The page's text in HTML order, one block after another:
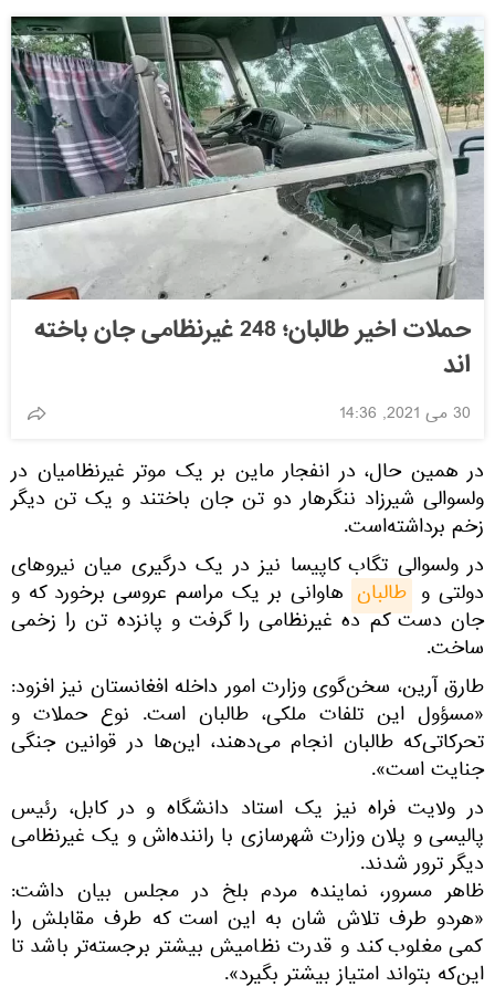
حملات اخیر طالبان؛ 248 غیرنظامی جان باخته
اند
30 می 2021, 14:36
در همین حال، در انفجار ماین بر یک موتر غیرنظامیان در
ولسوالی شیرزاد ننگرهار دو تن جان باختند و یک تن دیگر
زخم برداشته‌است.
در ولسوالی تگاب کاپیسا نیز در یک درگیری میان نیروهای
دولتی و طالبان هاوانی بر یک مراسم عروسی برخورد که و
جان دست کم ده غیرنظامی را گرفت و پانزده تن را زخمی
ساخت.
طارق آرین، سخن‌گوی وزارت امور داخله افغانستان نیز افزود:
«مسؤول این تلفات ملکی، طالبان است. نوع حملات و
تحرکاتی‌‎که طالبان انجام می‌دهند، این‌ها در قوانین جنگی
جنایت است».
در ولایت فراه نیز یک استاد دانشگاه و در کابل، رئیس
پالیسی و پلان وزارت شهرسازی با راننده‌اش و یک غیرنظامی
دیگر ترور شدند.
ظاهر مسرور، نماینده مردم بلخ در مجلس بیان داشت:
«هردو طرف تلاش شان به این است که طرف مقابلش را
کمی مغلوب کند و قدرت نظامیش بیشتر برجسته‌تر باشد تا
این‌که بتواند امتیاز بیشتر بگیرد».